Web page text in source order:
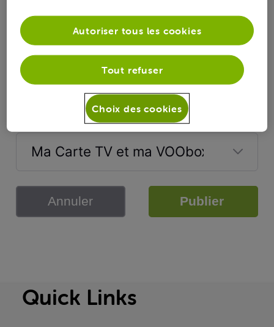
Catégorie
Selected
Télévision
Ma Carte TV et ma VOObox
Carte
Annuler Publier
Quick Links
Tout refuser
Autoriser tous les cookies
Choix des cookies